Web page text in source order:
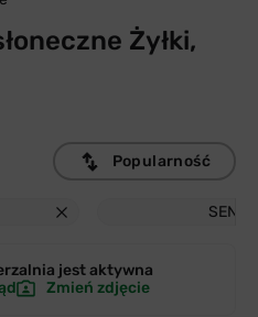
Żyłki,
SENJA
Popularność
jestaktywna
Zmień zdjęcie